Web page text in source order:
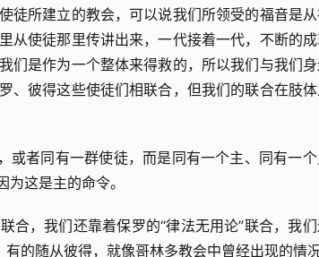
徒所建立的教会，可以说我们所领受的福音是
从使徒那里传讲出来，一代接着一代，不断的
们是作为一个整体来得救的，所以我们与我们
彼得这些使徒们相联合，但我们的联合在肢体
或者同有一群使徒，而是同有一个主、同有一
这是主的命令。
合，我们还靠着保罗的“律法无用论”联合，我
的随从彼得，就像哥林多教会中曾经出现的情况